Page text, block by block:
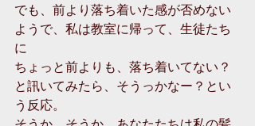
でも、前より落ち着いた感が否めない
ようで、私は教室に帰って、生徒たち
に
ちょっと前よりも、落ち着いてない？
と訊いてみたら、そうっかなー？とい
う反応。